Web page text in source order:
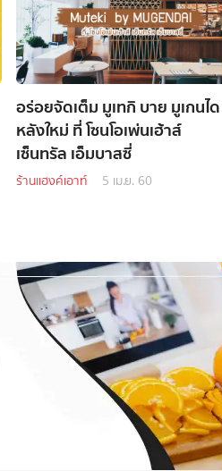
อร่อยจัดเต็ม มูเทกิ บาย มูเกนได
หลังใหม่ ที่ โซนโอเพ่นเฮ้าส์
เซ็นทรัล เอ็มบาสซี่
ร้านแฮงค์เอาท์ 5 เม.ย. 60